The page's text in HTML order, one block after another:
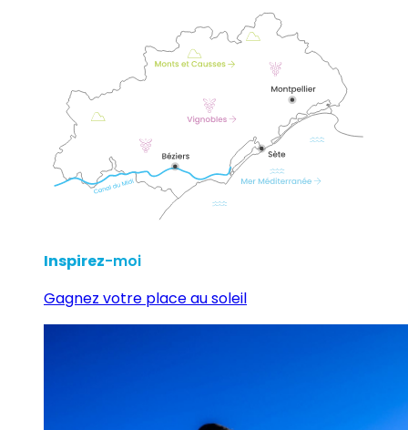
Inspirez-moi
Gagnez votre place au soleil